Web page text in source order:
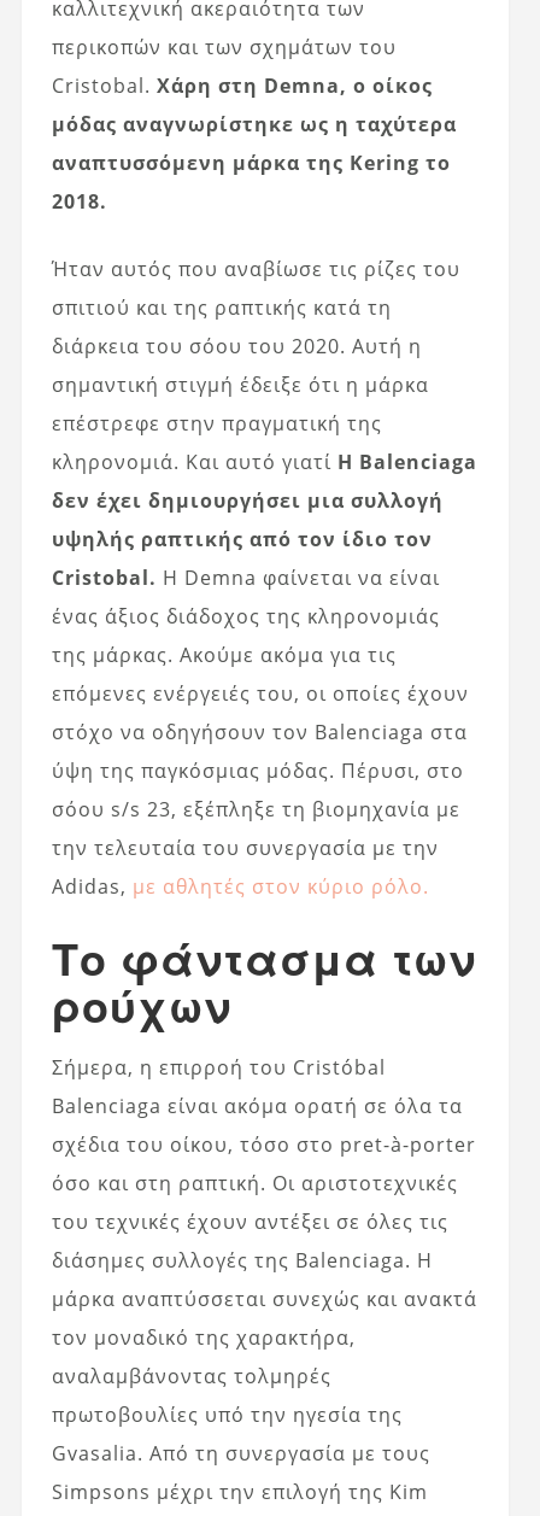
καλλιτεχνική ακεραιότητα των
περικοπών και των σχημάτων του
Cristobal. Χάρη στη Demna, ο οίκος
μόδας αναγνωρίστηκε ως η ταχύτερα
αναπτυσσόμενη μάρκα της Kering το
2018.
Ήταν αυτός που αναβίωσε τις ρίζες του
σπιτιού και της ραπτικής κατά τη
διάρκεια του σόου του 2020. Αυτή η
σημαντική στιγμή έδειξε ότι η μάρκα
επέστρεφε στην πραγματική της
κληρονομιά. Και αυτό γιατί Η Balenciaga
δεν έχει δημιουργήσει μια συλλογή
υψηλής ραπτικής από τον ίδιο τον
Cristobal. Η Demna φαίνεται να είναι
ένας άξιος διάδοχος της κληρονομιάς
της μάρκας. Ακούμε ακόμα για τις
επόμενες ενέργειές του, οι οποίες έχουν
στόχο να οδηγήσουν τον Balenciaga στα
ύψη της παγκόσμιας μόδας. Πέρυσι, στο
σόου s/s 23, εξέπληξε τη βιομηχανία με
την τελευταία του συνεργασία με την
Adidas, με αθλητές στον κύριο ρόλο.
Το φάντασμα των
ρούχων
Σήμερα, η επιρροή του Cristóbal
Balenciaga είναι ακόμα ορατή σε όλα τα
σχέδια του οίκου, τόσο στο pret-à-porter
όσο και στη ραπτική. Οι αριστοτεχνικές
του τεχνικές έχουν αντέξει σε όλες τις
διάσημες συλλογές της Balenciaga. Η
μάρκα αναπτύσσεται συνεχώς και ανακτά
τον μοναδικό της χαρακτήρα,
αναλαμβάνοντας τολμηρές
πρωτοβουλίες υπό την ηγεσία της
Gvasalia. Από τη συνεργασία με τους
Simpsons μέχρι την επιλογή της Kim